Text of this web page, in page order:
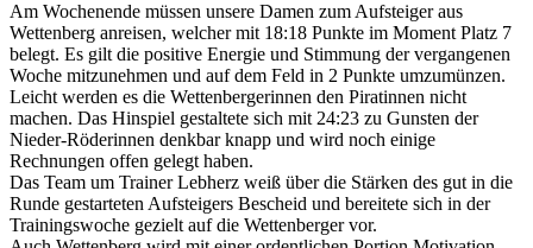
Am Wochenende müssen unsere Damen zum Aufsteiger aus
Wettenberg anreisen, welcher mit 18:18 Punkte im Moment Platz 7
belegt. Es gilt die positive Energie und Stimmung der vergangenen
Woche mitzunehmen und auf dem Feld in 2 Punkte umzumünzen.
Leicht werden es die Wettenbergerinnen den Piratinnen nicht
machen. Das Hinspiel gestaltete sich mit 24:23 zu Gunsten der
Nieder-Röderinnen denkbar knapp und wird noch einige
Rechnungen offen gelegt haben.
Das Team um Trainer Lebherz weiß über die Stärken des gut in die
Runde gestarteten Aufsteigers Bescheid und bereitete sich in der
Trainingswoche gezielt auf die Wettenberger vor.